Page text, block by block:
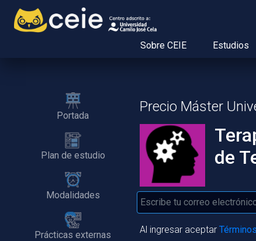
Sobre CEIE Estudios
Portada
Plan de estudio
Modalidades
Prácticas externas
Precio Máster
de
Al ingresar aceptar